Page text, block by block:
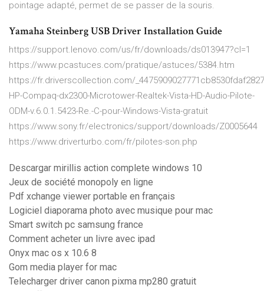
pointage adapté, permet de se passer de la souris.
Yamaha Steinberg USB Driver Installation Guide
https://support.lenovo.com/us/fr/downloads/ds013947?cl=1
https://www.pcastuces.com/pratique/astuces/5384.htm
https://fr.driverscollection.com/
HP-Compaq-dx2300-Microtower-Realtek-Vista-HD-Audio-Pilote-
ODM-v.6.0.1.5423-Re.-C-pour-Windows-Vista-gratuit
https://www.sony.fr/electronics/support/downloads/Z0005644
https://www.driverturbo.com/fr/pilotes-son.php
Descargar mirillis action complete windows 10
Jeux de société monopoly en ligne
Pdf xchange viewer portable en français
Logiciel diaporama photo avec musique pour mac
Smart switch pc samsung france
Comment acheter un livre avec ipad
Onyx mac os x 10.6 8
Gom media player for mac
Telecharger driver canon pixma mp280 gratuit